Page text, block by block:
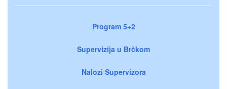
Program 5+2
Supervizija u Brčkom
Nalozi Supervizora